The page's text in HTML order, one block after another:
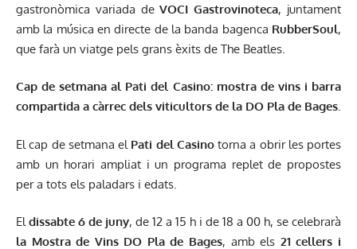
gastronòmica variada deVOCI Gastrovinoteca, juntament
amb la música en directe de la banda bagenca RubberSoul,
que farà un viatge pels grans èxits de The Beatles.
Cap de setmana al Pati del Casino: mostra de vins i barra
compartida a càrrec dels viticultors de la DO Pla de Bages.
El cap de setmana el Pati del Casino torna a obrir les portes
amb un horari ampliat i un programa replet de propostes
per a tots els paladars i edats.
Eldissabte 6 de juny, de 12 a 15 h i de 18 a 00 h, se celebrarà
la Mostra de Vins DO Pla de Bages, amb els 21 cellers i